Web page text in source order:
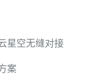
星空无缝对接
案